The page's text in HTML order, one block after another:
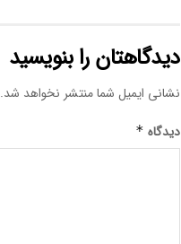
دیدگاهتان را بنویسید
نشانی ایمیل شما منتشر نخواهد شد.
دیدگاه *